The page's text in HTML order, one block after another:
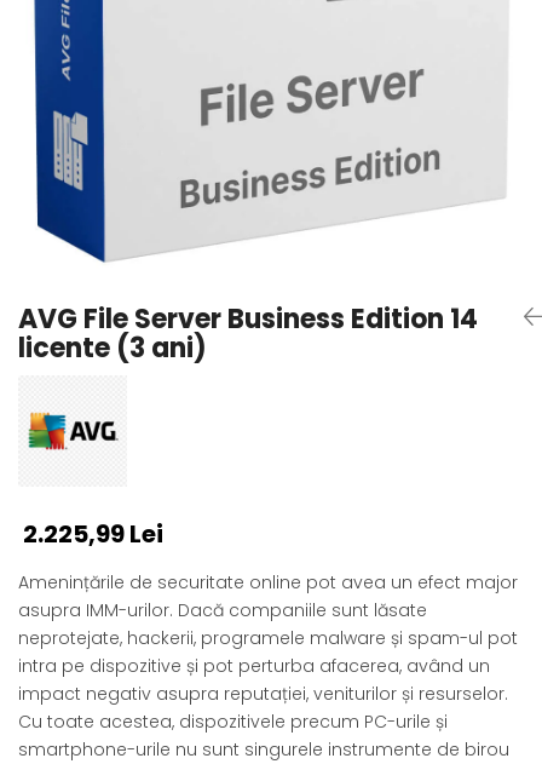
AVAST Driver Updater
AVAST SecureLine VPN
AVAST AntiTrack Premium
AVG File Server Business Edition 14
licente (3 ani)
2.225,99 Lei
Amenințările de securitate online pot avea un efect major
asupra IMM-urilor. Dacă companiile sunt lăsate
neprotejate, hackerii, programele malware și spam-ul pot
intra pe dispozitive și pot perturba afacerea, având un
impact negativ asupra reputației, veniturilor și resurselor.
Cu toate acestea, dispozitivele precum PC-urile și
smartphone-urile nu sunt singurele instrumente de birou